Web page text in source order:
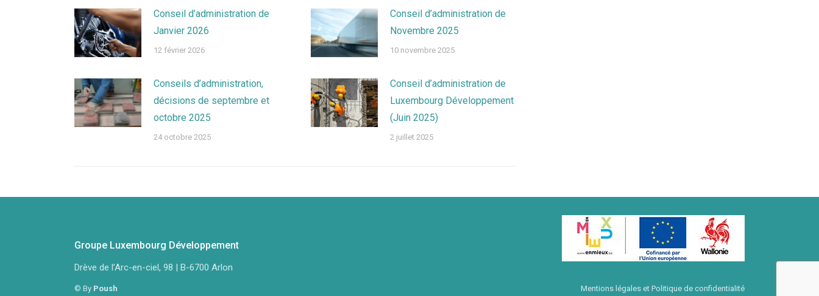
Conseil d’administration de
Janvier 2026
12 février 2026
Conseil d’administration de
Novembre 2025
10 novembre 2025
Conseils d’administration,
décisions de septembre et
octobre 2025
24 octobre 2025
Conseil d’administration de
Luxembourg Développement
(Juin 2025)
2 juillet 2025
Groupe Luxembourg Développement
Drève de l’Arc-en-ciel, 98 | B-6700 Arlon
© By Poush Mentions légales et Politique de confidentialité